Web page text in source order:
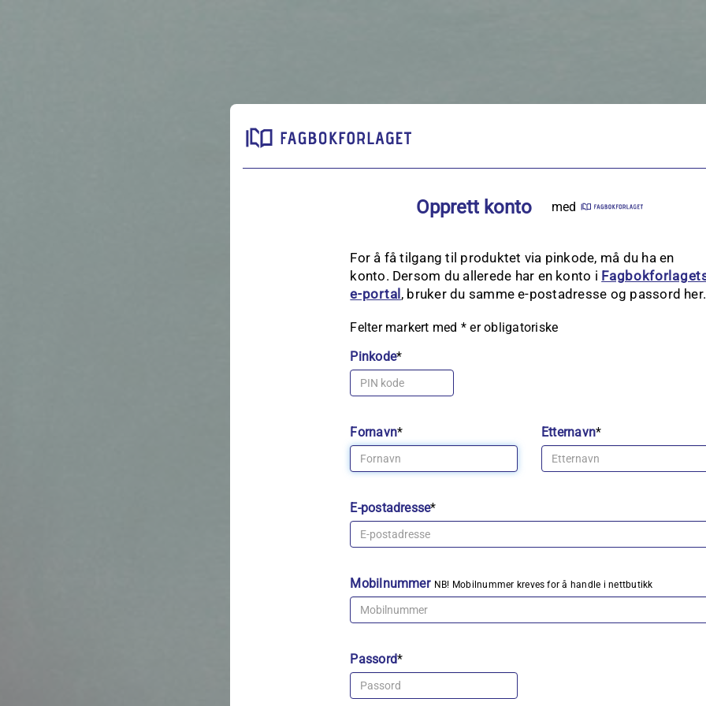
Opprett konto med
For å få tilgang til produktet via pinkode, må du ha en
konto. Dersom du allerede har en konto i
e‑portal, bruker du samme e-postadresse og passord her.
Felter markert med * er obligatoriske
Pinkode*
Fornavn* Etternavn*
E-postadresse*
Mobilnummer NB! Mobilnummer kreves for å handle i nettbutikk
Passord*